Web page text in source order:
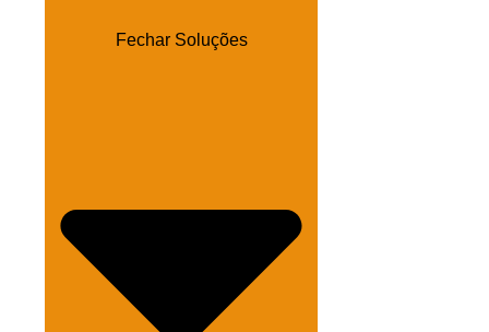
Fechar Soluções